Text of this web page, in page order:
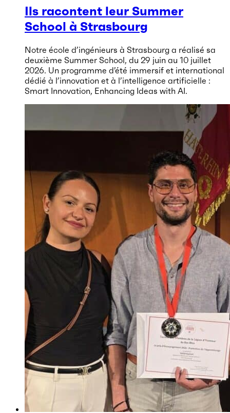
Ils racontent leur Summer
School à Strasbourg
Notre école d’ingénieurs à Strasbourg a réalisé sa
deuxième Summer School, du 29 juin au 10 juillet
2026. Un programme d’été immersif et international
dédié à l’innovation et à l’intelligence artificielle :
Smart Innovation, Enhancing Ideas with AI.